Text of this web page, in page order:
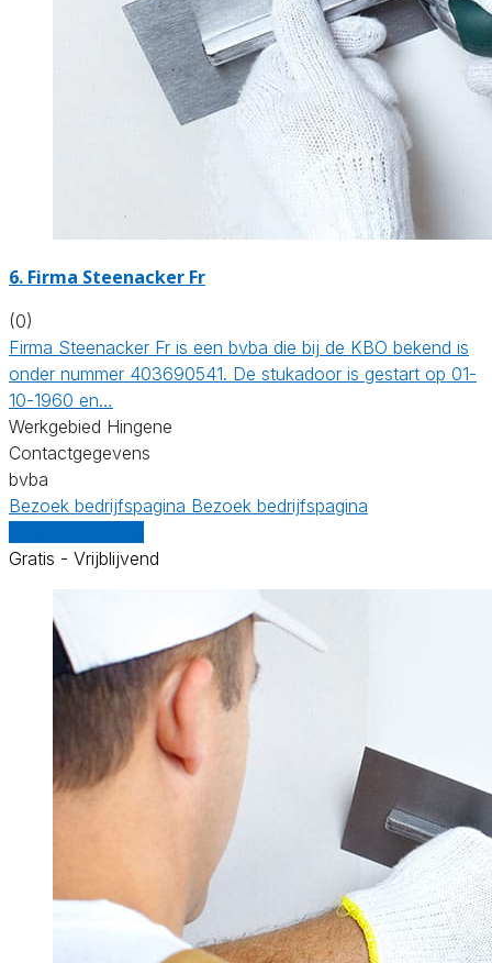
6. Firma Steenacker Fr
(0)
Firma Steenacker Fr is een bvba die bij de KBO bekend is
onder nummer 403690541. De stukadoor is gestart op 01-
10-1960 en…
Werkgebied Hingene
Contactgegevens
bvba
Bezoek bedrijfspagina Bezoek bedrijfspagina
Gratis - Vrijblijvend